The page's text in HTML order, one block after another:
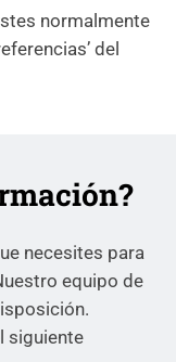
normalmente
del
necesites para
equipo de
siguiente